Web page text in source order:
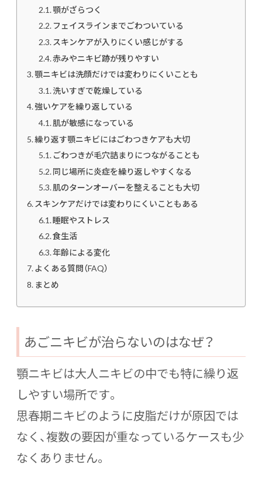
顎がざらつく
フェイスラインまでごわついている
スキンケアが入りにくい感じがする
赤みやニキビ跡が残りやすい
顎ニキビは洗顔だけでは変わりにくいことも
洗いすぎで乾燥している
強いケアを繰り返している
肌が敏感になっている
繰り返す顎ニキビにはごわつきケアも大切
ごわつきが毛穴詰まりにつながることも
同じ場所に炎症を繰り返しやすくなる
肌のターンオーバーを整えることも大切
スキンケアだけでは変わりにくいこともある
睡眠やストレス
食生活
年齢による変化
よくある質問（FAQ）
まとめ
あごニキビが治らないのはなぜ？
顎ニキビは大人ニキビの中でも特に繰り返
しやすい場所です。
思春期ニキビのように皮脂だけが原因では
なく、複数の要因が重なっているケースも少
なくありません。